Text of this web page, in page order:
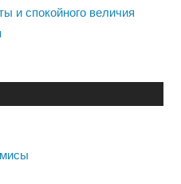
и спокойного величия